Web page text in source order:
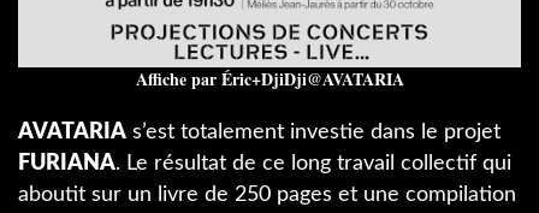
Affiche par Éric+DjiDji@AVATARIA
AVATARIA s’est totalement investie dans le projet
FURIANA. Le résultat de ce long travail collectif qui
aboutit sur un livre de 250 pages et une compilation